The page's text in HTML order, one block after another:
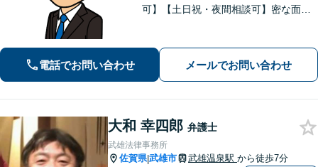
可】【土日祝・夜間相談可】密な面談
り、最善を尽くします。「相談者様に
寄り添い親身に対応」【個室対応／守
電話でお問い合わせ メールでお問い合わせ
大和 幸四郎 弁護士
武雄法律事務所
佐賀県|武雄市 武雄温泉駅 から徒歩7分